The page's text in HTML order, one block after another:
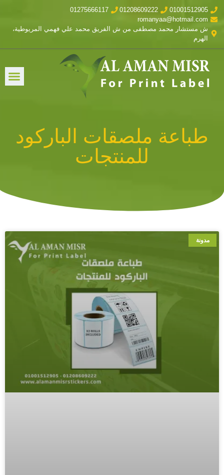
01001512905
01208609222
01275666117
romanyaa@hotmail.com
ش مستشار محمد مصطفى من ش الفريق محمد علي فهمي المريوطية،
الهرم
طباعة ملصقات الباركود
للمنتجات
مدونة